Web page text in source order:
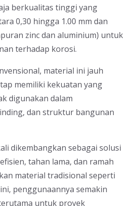
berkualitas tinggi yang
0,30 hingga 1.00 mm dan
zinc dan aluminium) untuk
terhadap korosi.
material ini jauh
memiliki kekuatan yang
digunakan dalam
dan struktur bangunan
dikembangkan sebagai solusi
tahan lama, dan ramah
material tradisional seperti
penggunaannya semakin
untuk proyek